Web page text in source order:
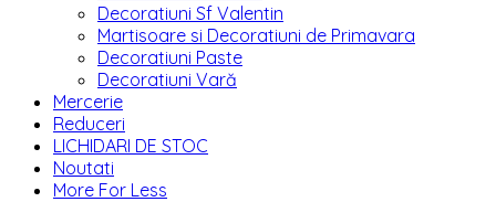
Decoratiuni Sf Valentin
Martisoare si Decoratiuni de Primavara
Decoratiuni Paste
Decoratiuni Vară
Mercerie
Reduceri
LICHIDARI DE STOC
Noutati
More For Less